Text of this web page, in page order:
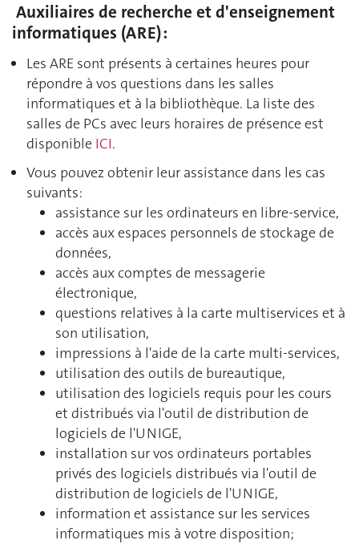
Auxiliaires de recherche et d'enseignement
informatiques (ARE) :
Les ARE sont présents à certaines heures pour
répondre à vos questions dans les salles
informatiques et à la bibliothèque. La liste des
salles de PCs avec leurs horaires de présence est
disponible ICI.
Vous pouvez obtenir leur assistance dans les cas
suivants:
assistance sur les ordinateurs en libre-service,
accès aux espaces personnels de stockage de
données,
accès aux comptes de messagerie
électronique,
questions relatives à la carte multiservices et à
son utilisation,
impressions à l'aide de la carte multi-services,
utilisation des outils de bureautique,
utilisation des logiciels requis pour les cours
et distribués via l'outil de distribution de
logiciels de l'UNIGE,
installation sur vos ordinateurs portables
privés des logiciels distribués via l'outil de
distribution de logiciels de l'UNIGE,
information et assistance sur les services
informatiques mis à votre disposition;